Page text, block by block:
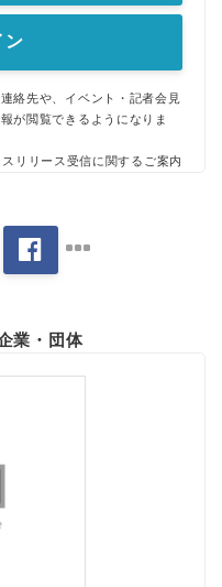
ン
絡先や、イベント・記者会見
が閲覧できるようになりま
スリリース受信に関するご案内
業・団体